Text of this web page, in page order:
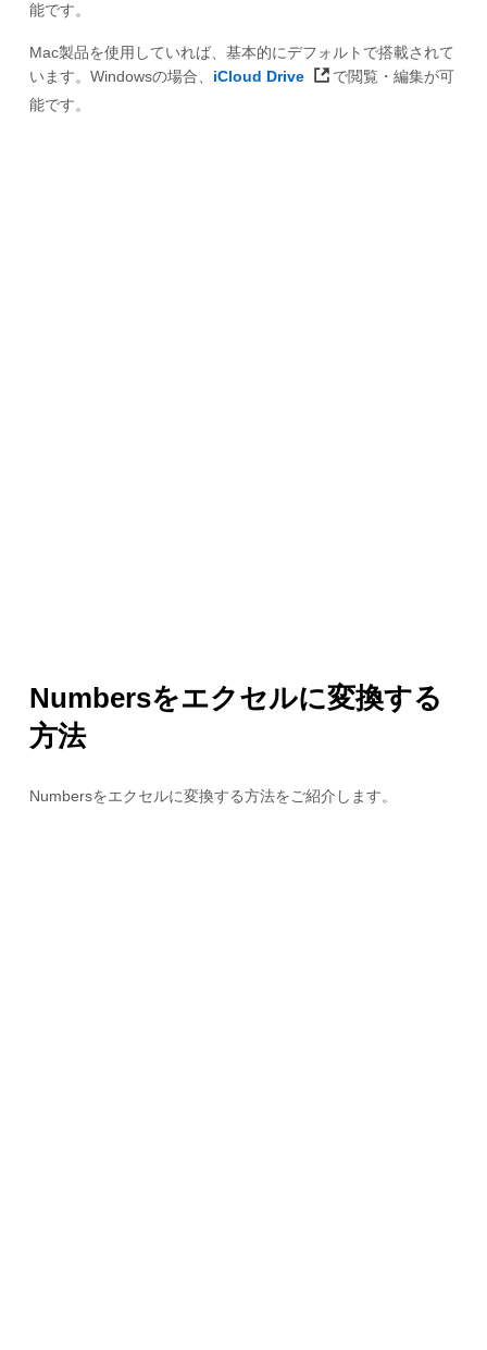
能です。
Mac製品を使用していれば、基本的にデフォルトで搭載されて
います。Windowsの場合、 iCloud Drive
で閲覧・編集が可
能です。
Numbersをエクセルに変換する
方法
Numbersをエクセルに変換する方法をご紹介します。